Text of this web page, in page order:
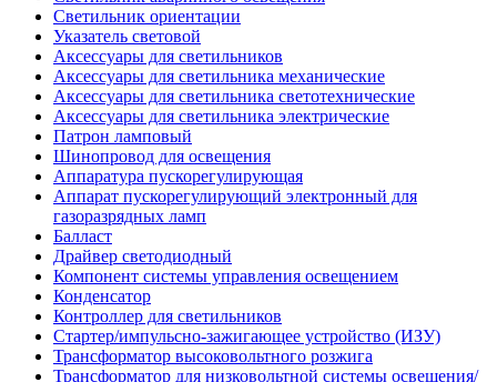
Светильник ориентации
Указатель световой
Аксессуары для светильников
Аксессуары для светильника механические
Аксессуары для светильника светотехнические
Аксессуары для светильника электрические
Патрон ламповый
Шинопровод для освещения
Аппаратура пускорегулирующая
Аппарат пускорегулирующий электронный для
газоразрядных ламп
Балласт
Драйвер светодиодный
Компонент системы управления освещением
Конденсатор
Контроллер для светильников
Стартер/импульсно-зажигающее устройство (ИЗУ)
Трансформатор высоковольтного розжига
Трансформатор для низковольтной системы освещения/